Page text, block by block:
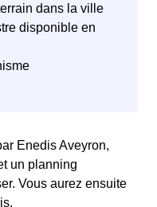
dans la ville
disponible en
Enedis Aveyron,
un planning
Vous aurez ensuite